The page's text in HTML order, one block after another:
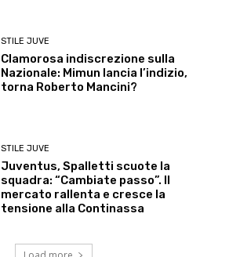
STILE JUVE
Clamorosa indiscrezione sulla
Nazionale: Mimun lancia l’indizio,
torna Roberto Mancini?
STILE JUVE
Juventus, Spalletti scuote la
squadra: “Cambiate passo”. Il
mercato rallenta e cresce la
tensione alla Continassa